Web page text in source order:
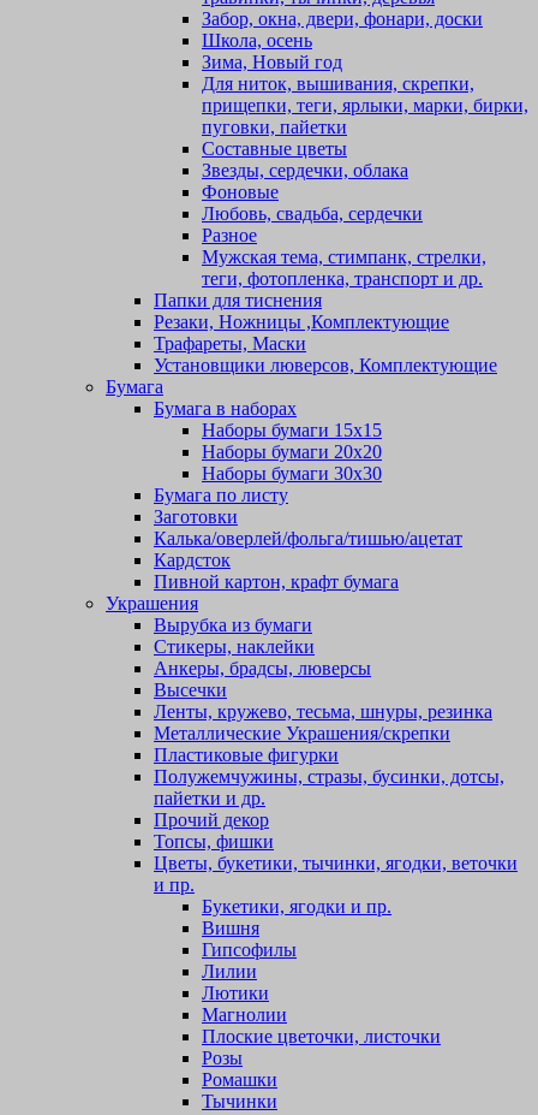
Забор, окна, двери, фонари, доски
Школа, осень
Зима, Новый год
Для ниток, вышивания, скрепки,
прищепки, теги, ярлыки, марки, бирки,
пуговки, пайетки
Составные цветы
Звезды, сердечки, облака
Фоновые
Любовь, свадьба, сердечки
Разное
Мужская тема, стимпанк, стрелки,
теги, фотопленка, транспорт и др.
Папки для тиснения
Резаки, Ножницы ,Комплектующие
Трафареты, Маски
Установщики люверсов, Комплектующие
Бумага
Бумага в наборах
Наборы бумаги 15х15
Наборы бумаги 20х20
Наборы бумаги 30х30
Бумага по листу
Заготовки
Калька/оверлей/фольга/тишью/ацетат
Кардсток
Пивной картон, крафт бумага
Украшения
Вырубка из бумаги
Стикеры, наклейки
Анкеры, брадсы, люверсы
Высечки
Ленты, кружево, тесьма, шнуры, резинка
Металлические Украшения/скрепки
Пластиковые фигурки
Полужемчужины, стразы, бусинки, дотсы,
пайетки и др.
Прочий декор
Топсы, фишки
Цветы, букетики, тычинки, ягодки, веточки
и пр.
Букетики, ягодки и пр.
Вишня
Гипсофилы
Лилии
Лютики
Магнолии
Плоские цветочки, листочки
Розы
Ромашки
Тычинки